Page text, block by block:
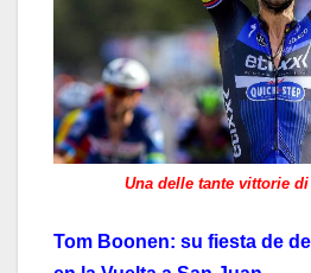
Una delle tante vittorie
Tom Boonen: su fiesta de